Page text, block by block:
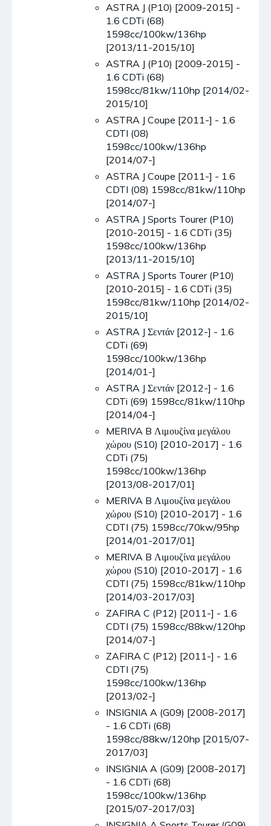
ASTRA J (P10) [2009-2015] -
1.6 CDTi (68)
1598cc/100kw/136hp
[2013/11-2015/10]
ASTRA J (P10) [2009-2015] -
1.6 CDTi (68)
1598cc/81kw/110hp [2014/02-
2015/10]
ASTRA J Coupe [2011-] - 1.6
CDTI (08)
1598cc/100kw/136hp
[2014/07-]
ASTRA J Coupe [2011-] - 1.6
CDTI (08) 1598cc/81kw/110hp
[2014/07-]
ASTRA J Sports Tourer (P10)
[2010-2015] - 1.6 CDTi (35)
1598cc/100kw/136hp
[2013/11-2015/10]
ASTRA J Sports Tourer (P10)
[2010-2015] - 1.6 CDTi (35)
1598cc/81kw/110hp [2014/02-
2015/10]
ASTRA J Σεντάν [2012-] - 1.6
CDTi (69)
1598cc/100kw/136hp
[2014/01-]
ASTRA J Σεντάν [2012-] - 1.6
CDTi (69) 1598cc/81kw/110hp
[2014/04-]
MERIVA B Λιμουζίνα μεγάλου
χώρου (S10) [2010-2017] - 1.6
CDTi (75)
1598cc/100kw/136hp
[2013/08-2017/01]
MERIVA B Λιμουζίνα μεγάλου
χώρου (S10) [2010-2017] - 1.6
CDTI (75) 1598cc/70kw/95hp
[2014/01-2017/01]
MERIVA B Λιμουζίνα μεγάλου
χώρου (S10) [2010-2017] - 1.6
CDTI (75) 1598cc/81kw/110hp
[2014/03-2017/03]
ZAFIRA C (P12) [2011-] - 1.6
CDTI (75) 1598cc/88kw/120hp
[2014/07-]
ZAFIRA C (P12) [2011-] - 1.6
CDTI (75)
1598cc/100kw/136hp
[2013/02-]
INSIGNIA A (G09) [2008-2017]
- 1.6 CDTi (68)
1598cc/88kw/120hp [2015/07-
2017/03]
INSIGNIA A (G09) [2008-2017]
- 1.6 CDTi (68)
1598cc/100kw/136hp
[2015/07-2017/03]